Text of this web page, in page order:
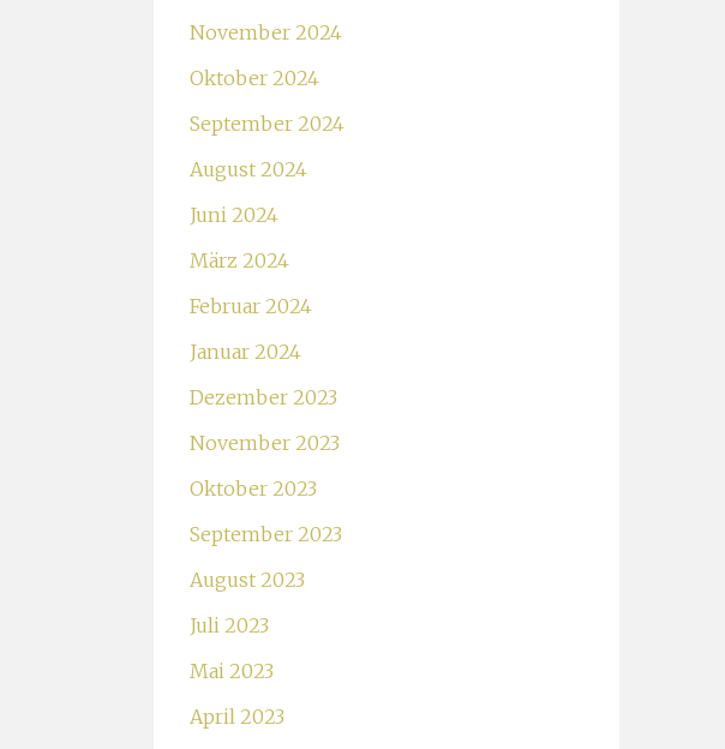
November 2024
Oktober 2024
September 2024
August 2024
Juni 2024
März 2024
Februar 2024
Januar 2024
Dezember 2023
November 2023
Oktober 2023
September 2023
August 2023
Juli 2023
Mai 2023
April 2023